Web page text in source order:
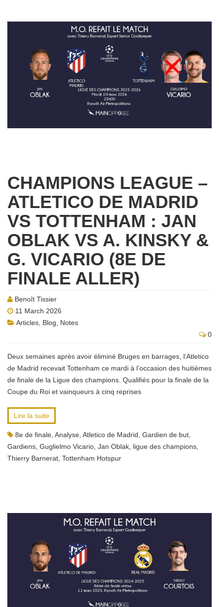
CHAMPIONS LEAGUE –
ATLETICO DE MADRID
VS TOTTENHAM : JAN
OBLAK VS A. KINSKY &
G. VICARIO (8E DE
FINALE ALLER)
Benoît Tissier
11 March 2026
Articles Blog
Notes
0
Deux semaines après avoir éliminé Bruges en barrages, l’Atletico
de Madrid recevait Tottenham ce mardi à l’occasion des huitièmes
de finale de la Ligue des champions. Qualifiés pour la finale de la
Coupe du Roi et vainqueurs à cinq reprises
Lire la suite
8e de finale Analyse Atletico de Madrid Gardien de but
Gardiens Guglielmo Vicario Jan Oblak ligue des champions
Thierry Barnerat Tottenham Hotspur